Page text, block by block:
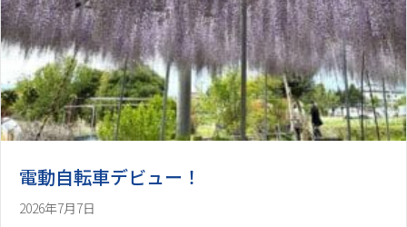
電動自転車デビュー！
2026年7月7日